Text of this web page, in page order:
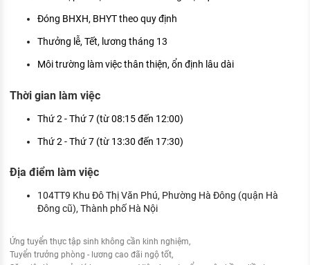
Đóng BHXH, BHYT theo quy định
Thưởng lễ, Tết, lương tháng 13
Môi trường làm việc thân thiện, ổn định lâu dài
Thời gian làm việc
Thứ 2 - Thứ 7 (từ 08:15 đến 12:00)
Thứ 2 - Thứ 7 (từ 13:30 đến 17:30)
Địa điểm làm việc
104TT9 Khu Đô Thị Văn Phú, Phường Hà Đông (quận Hà
Đông cũ), Thành phố Hà Nội
Ứng tuyển thực tập sinh không cần kinh nghiệm
Tuyển trưởng phòng - lương cao đãi ngộ tốt